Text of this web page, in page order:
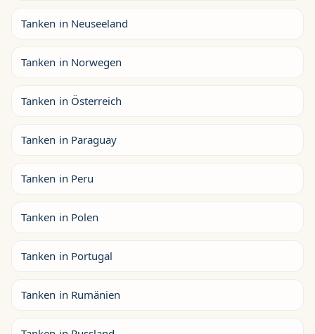
Tanken in Neuseeland
Tanken in Norwegen
Tanken in Österreich
Tanken in Paraguay
Tanken in Peru
Tanken in Polen
Tanken in Portugal
Tanken in Rumänien